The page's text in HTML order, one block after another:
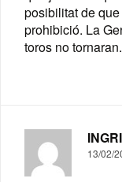
posibilitat de
prohibició. La
toros no tornaran.
13/02/